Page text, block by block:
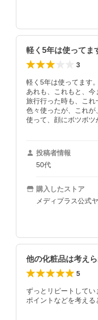
軽く5年は使って
3
軽く5年は使ってます。
あれも、これもと、今
旅行行った時も、こ
色々使ったが、これが
使って、顔にボツボ
投稿者情報
50代
購入したストア
メディプラス公式
他の化粧品は考え
5
ずっとリピートしてい